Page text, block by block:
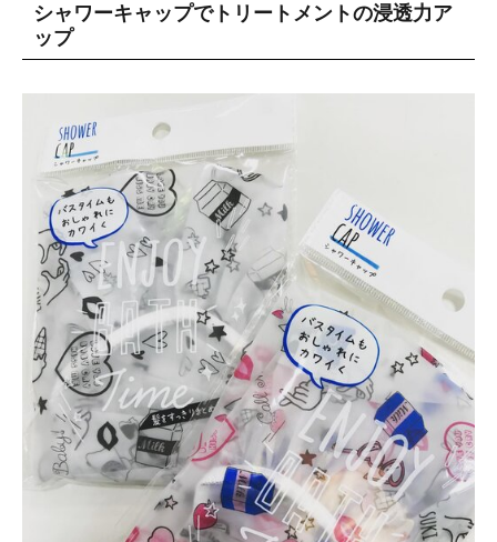
シャワーキャップでトリートメントの浸透力ア
ップ